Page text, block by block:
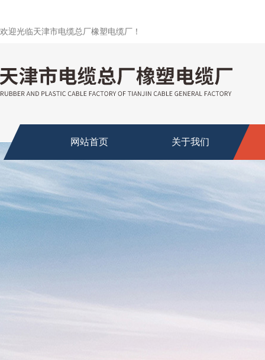
欢迎光临天津市电缆总厂橡塑电缆厂！
网站首页 关于我们